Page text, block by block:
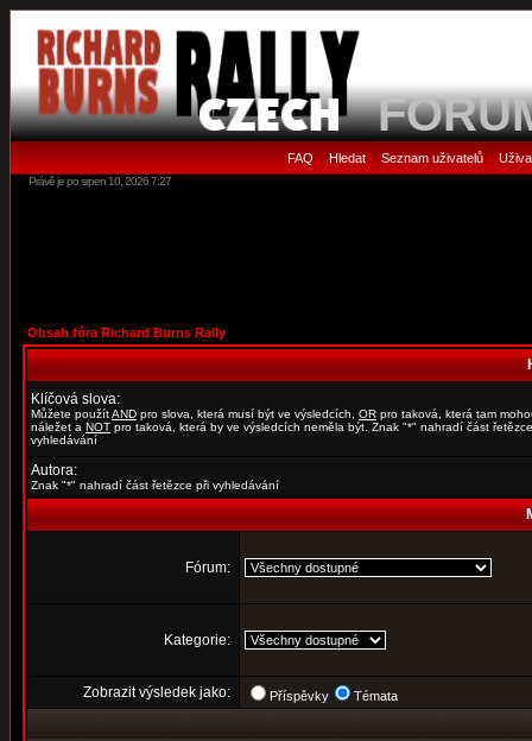
FAQ • Hledat• Seznam uživatelů•
Právě je po srpen 10, 2026 7:27
Obsah fóra Richard Burns Rally
Klíčová slova:
Můžete použítAND pro slova, která musí být ve výsledcích, OR pro taková, která tam
náležet a NOT pro taková, která by ve výsledcích neměla být. Znak "*" nahradí část
vyhledávání
Autora:
Znak "*" nahradí část řetězce při vyhledávání
Fórum:
Kategorie:
Zobrazit výsledek jako: Příspěvky Témata